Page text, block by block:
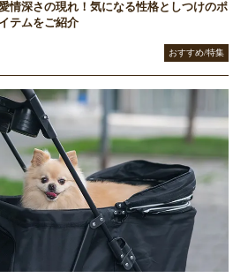
情深さの現れ！気になる性格としつけのポ
テムをご紹介
おすすめ/特集